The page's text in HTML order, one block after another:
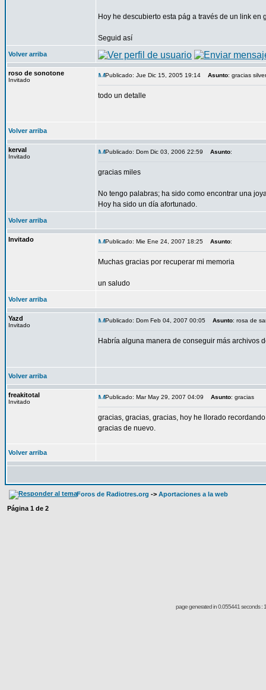
Hoy he descubierto esta pág a través de un link
Seguid así
Volver arriba
roso de sonotone
Invitado
Publicado: Jue Dic 15, 2005 19:14 Asunto: gracias silver
todo un detalle
Volver arriba
kerval
Invitado
Publicado: Dom Dic 03, 2006 22:59 Asunto:
gracias miles
No tengo palabras; ha sido como encontrar una
Hoy ha sido un día afortunado.
Volver arriba
Invitado Publicado: Mie Ene 24, 2007 18:25 Asunto:
Muchas gracias por recuperar mi memoria
un saludo
Volver arriba
Yazd
Invitado
Publicado: Dom Feb 04, 2007 00:05 Asunto: rosa de
Habría alguna manera de conseguir más archivos
Volver arriba
freakitotal
Invitado
Publicado: Mar May 29, 2007 04:09 Asunto: gracias
gracias, gracias, gracias, hoy he llorado
gracias de nuevo.
Volver arriba
Foros de Radiotres.org -> Aportaciones a la web
Página 1 de 2
page generated in 0.055441 seconds :